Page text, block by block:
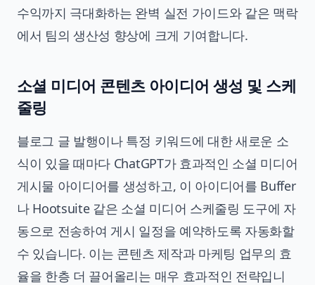
수익까지 극대화하는 완벽 실전 가이드와 같은 맥락
에서 팀의 생산성 향상에 크게 기여합니다.
소셜 미디어 콘텐츠 아이디어 생성 및 스케
줄링
블로그 글 발행이나 특정 키워드에 대한 새로운 소
식이 있을 때마다 ChatGPT가 효과적인 소셜 미디어
게시물 아이디어를 생성하고, 이 아이디어를 Buffer
나 Hootsuite 같은 소셜 미디어 스케줄링 도구에 자
동으로 전송하여 게시 일정을 예약하도록 자동화할
수 있습니다. 이는 콘텐츠 제작과 마케팅 업무의 효
율을 한층 더 끌어올리는 매우 효과적인 전략입니